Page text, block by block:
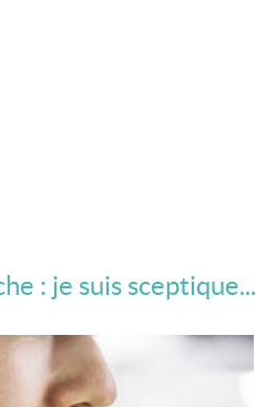
: je suis sceptique...